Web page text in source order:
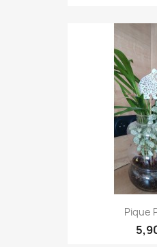
Pique